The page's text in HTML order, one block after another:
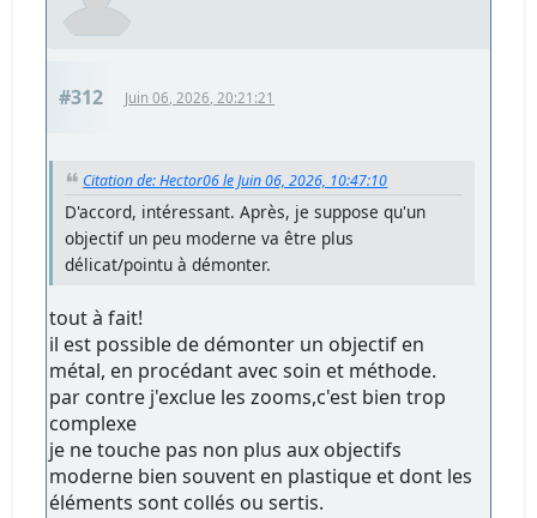
#312 Juin 06, 2026, 20:21:21
Citation de: Hector06 le Juin 06, 2026, 10:47:10
D'accord, intéressant. Après, je suppose qu'un
objectif un peu moderne va être plus
délicat/pointu à démonter.
tout à fait!
il est possible de démonter un objectif en
métal, en procédant avec soin et méthode.
par contre j'exclue les zooms,c'est bien trop
complexe
je ne touche pas non plus aux objectifs
moderne bien souvent en plastique et dont les
éléments sont collés ou sertis.